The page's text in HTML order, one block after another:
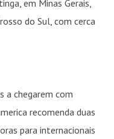
em Minas Gerais,
do Sul, com cerca
a chegarem com
recomenda duas
para internacionais